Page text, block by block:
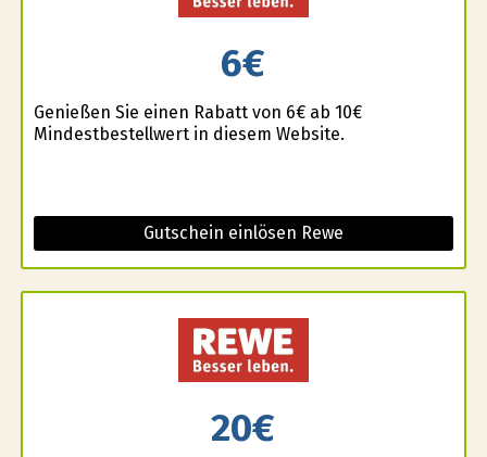
6€
Genießen Sie einen Rabatt von 6€ ab 10€
Mindestbestellwert in diesem Website.
Gutschein einlösen Rewe
20€